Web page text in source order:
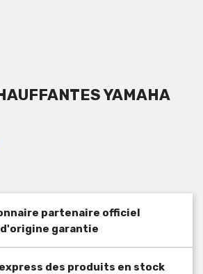
YAMAHA
partenaire officiel
d'origine garantie
des produits en stock